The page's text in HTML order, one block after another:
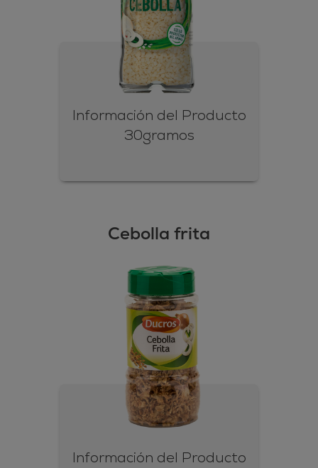
Información del Producto
30gramos
Cebolla frita
Información del Producto